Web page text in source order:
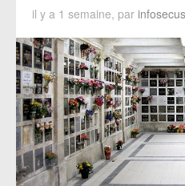
il y a 1 semaine, par